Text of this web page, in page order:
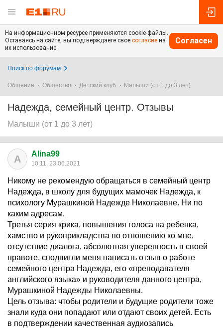
На информационном ресурсе применяются cookie-файлы.
Оставаясь на сайте, вы подтверждаете свое согласие на
их использование.
Согласен
Поиск по форумам
Общение Общество Детский клуб Малыши (от 1 до 3 лет)
Надежда, семейный центр. Отзывы
Малыши (от 1 до 3 лет)
A Alina99
10:11, 23.06.2021
Никому не рекомендую обращаться в семейный центр
Надежда, в школу для будущих мамочек Надежда, к
психологу Мурашкиной Надежде Николаевне. Ни по
каким адресам.
Третья серия крика, повышения голоса на ребенка,
хамство и рукоприкладства по отношению ко мне,
отсутствие диалога, абсолютная уверенность в своей
правоте, сподвигли меня написать отзыв о работе
семейного центра Надежда, его «преподавателя
английского языка» и руководителя данного центра,
Мурашкиной Надежды Николаевны.
Цель отзыва: чтобы родители и будущие родители тоже
знали куда они попадают или отдают своих детей. Есть
в подтверждении качественная аудиозапись